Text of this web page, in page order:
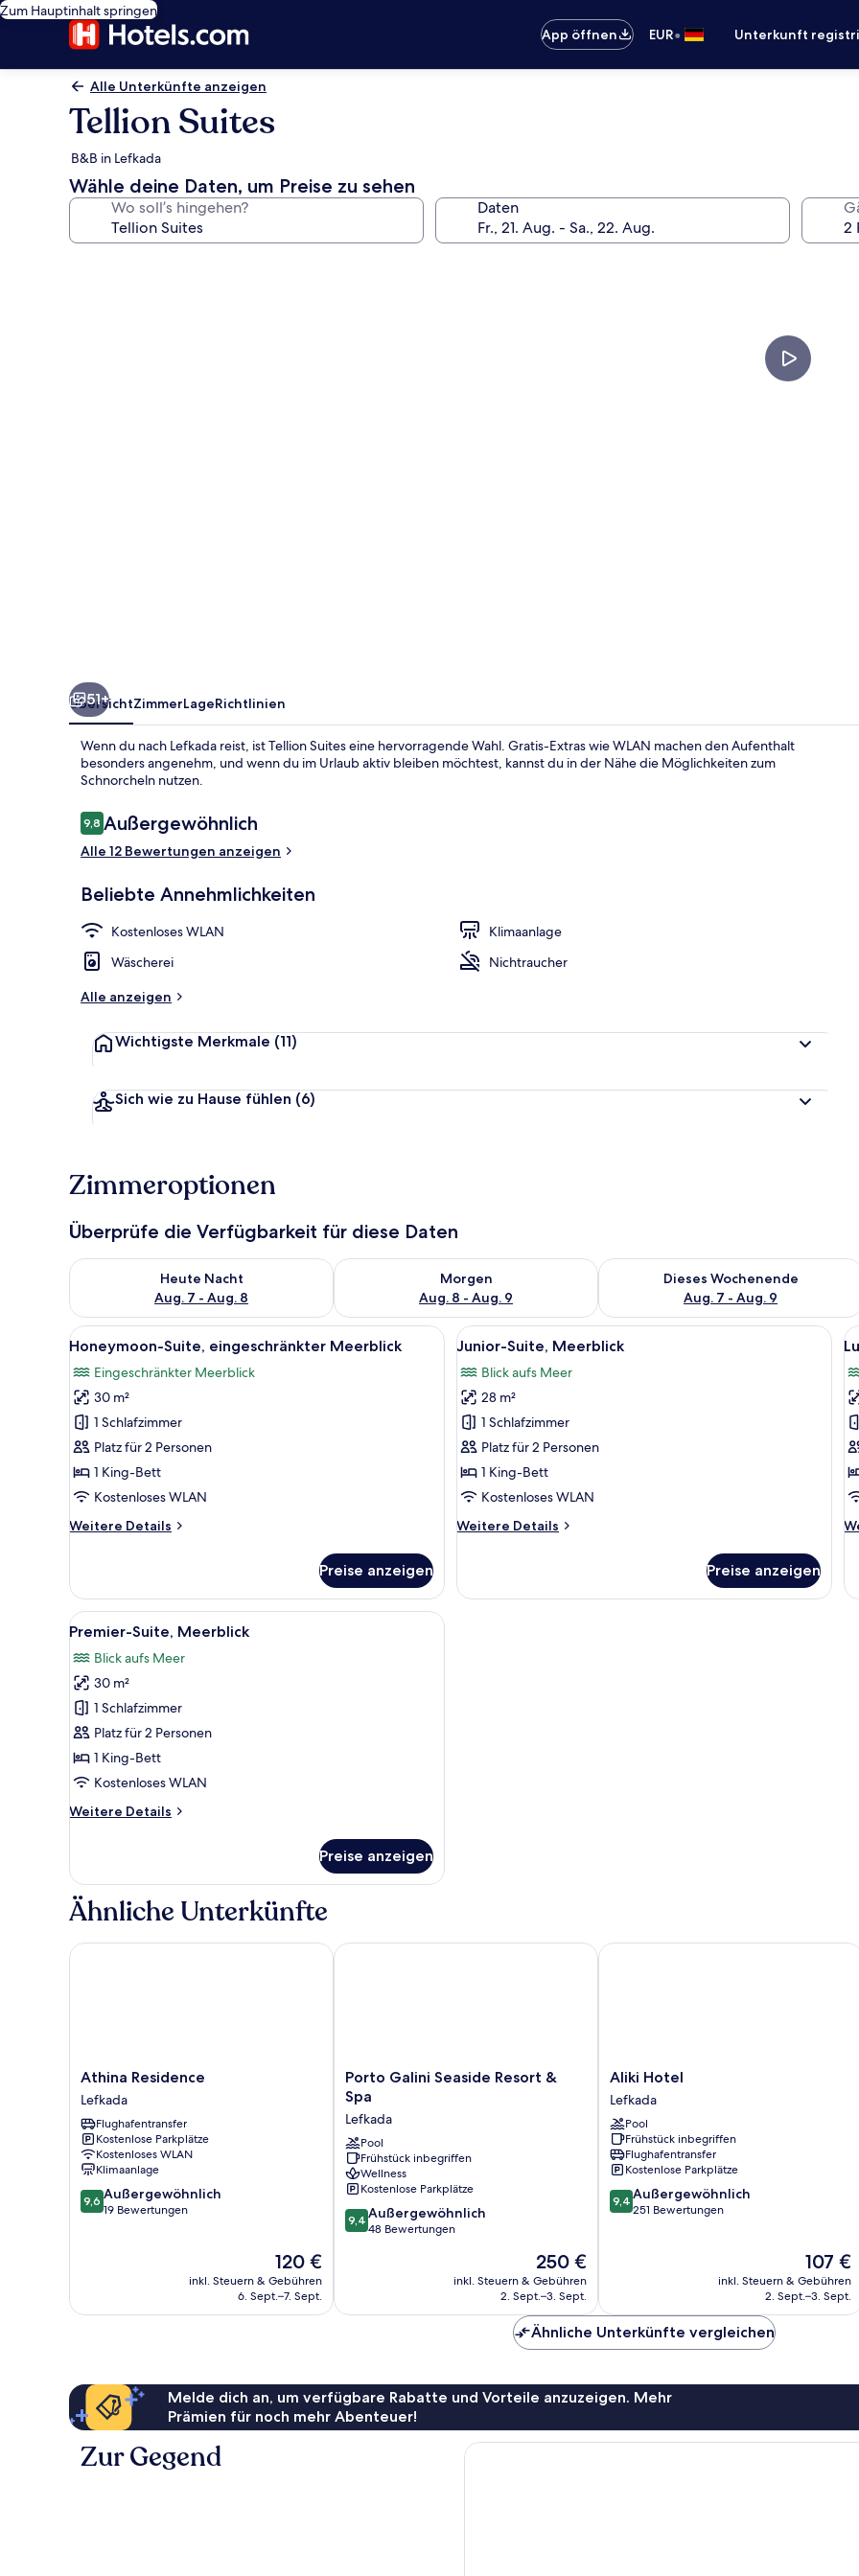
Zum Hauptinhalt springen
App öffnen
EUR• Unterkunft
Alle Unterkünfte anzeigen
Tellion Suites
B&B in Lefkada
Wähle deine Daten, um Preise zu sehen
Wo soll’s hingehen? Daten
Luxury-
51+
ÜbersichtZimmerLageRichtlinien
Wenn du nach Lefkada reist, ist Tellion Suites eine hervorragende Wahl. Gratis-Extras wie WLAN machen den Aufenthalt
besonders angenehm, und wenn du im Urlaub aktiv bleiben möchtest, kannst du in der Nähe die Möglichkeiten zum
Schnorcheln nutzen.
Bewertungen
9,89,8 von 10.
Außergewöhnlich
Alle 12 Bewertungen anzeigen
Beliebte Annehmlichkeiten
Kostenloses WLAN
Klimaanlage
Wäscherei
Nichtraucher
Alle anzeigen
Wichtigste Merkmale (11)
Sich wie zu Hause fühlen (6)
Zimmeroptionen
Überprüfe die Verfügbarkeit für diese Daten
Heute Nacht
Aug. 7 - Aug. 8
Überprüfe die Verfügbarkeit für heute Nacht, Aug. 7 - Aug. 8.
Morgen
Aug. 8 - Aug. 9
Überprüfe die Verfügbarkeit für morgen, Aug. 8 - Aug. 9.
Dieses Wochenende
Aug. 7 - Aug. 9
Überprüfe die Verfügbarkeit für
Alle
Fotos
für
Honeymoon-
Suite,
eingeschränkter
Meerblick
anzeigen
Ein Hotelzimmer mit Bett, Wand-Fernseher, Sitzecke mit Stuhl und Tisch sowie Blick durch eine Glastür.
11
Honeymoon-Suite, eingeschränkter Meerblick
Eingeschränkter Meerblick
30 m²
1 Schlafzimmer
Platz für 2 Personen
1 King-Bett
Kostenloses WLAN
Weitere Details
Weitere
Suite,
eingeschränkter
Meerblick
Preise anzeigen
Alle
Fotos
für
Junior-
Suite,
Meerblick
anzeigen
Ein ordentlich eingerichtetes
7
Junior-Suite, Meerblick
Blick aufs Meer
28 m²
1 Schlafzimmer
Platz für 2 Personen
1 King-Bett
Kostenloses WLAN
Weitere Details
Weitere
Suite,
Preise anzeigen
Alle
Fotos
für
Premier-
Suite,
Meerblick
anzeigen
Ein modernes Schlafzimmer mit einem großen Bett, Nachttischen, einer Bank, einer Wandweberei aus
6
Premier-Suite, Meerblick
Blick aufs Meer
30 m²
1 Schlafzimmer
Platz für 2 Personen
1 King-Bett
Kostenloses WLAN
Weitere Details
Weitere
Suite,
Meerblick
Preise anzeigen
Ähnliche Unterkünfte
Athina
Residence
Lefkada
Athina Residence
Lefkada
Flughafentransfer
Kostenlose Parkplätze
Kostenloses WLAN
Klimaanlage
9.6
von
9,6 Außergewöhnlich
19 Bewertungen
Der
Preis
beträgt
120 €
inkl. Steuern & Gebühren
6. Sept.–7. Sept.
Athina Residence
Porto
Galini
Seaside
Resort
&
Spa
Lefkada
Porto Galini Seaside Resort &
Spa
Lefkada
Pool
Frühstück inbegriffen
Wellness
Kostenlose Parkplätze
9.4
von
9,4 Außergewöhnlich
48 Bewertungen
Der
Preis
beträgt
250 €
inkl. Steuern & Gebühren
2. Sept.–3. Sept.
Porto Galini Seaside Resort & Spa
Aliki
Hotel
Lefkada
Aliki Hotel
Lefkada
Pool
Frühstück inbegriffen
Flughafentransfer
Kostenlose Parkplätze
9.4
von
9,4 Außergewöhnlich
251 Bewertungen
Der
Preis
beträgt
107 €
inkl. Steuern & Gebühren
2. Sept.–3. Sept.
Aliki Hotel
Ähnliche Unterkünfte vergleichen
Melde dich an, um verfügbare Rabatte und Vorteile anzuzeigen. Mehr
Prämien für noch mehr Abenteuer!
Zur Gegend